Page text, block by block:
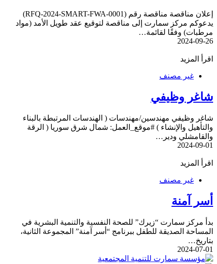
إعلان مناقصة مناقصة رقم (RFQ-2024-SMART-FWA-0001)
يدعوكم مركز سمارت إلى مناقصة لتوقيع عقد طويل الأمد (مواد
مرطبات) وفقًا لقائمة…
2024-09-26
اقرأ المزيد
غير مصنف
شاغر وظيفي
شاغر وظيفي مهندسين/مهندسات ( الهندسات المرتبطة بالبناء
والتأهيل والإنشاء ) #موقع_العمل: شمال شرق سوريا ( الرقة
والقامشلي ودير…
2024-09-01
اقرأ المزيد
غير مصنف
أسر آمنة
بدأ مركز سمارت “زيرك” للصحة النفسية والتنمية البشرية في
المساحة الصديقة للطفل ببرنامج “أسر آمنة” المجموعة الثانية،
بتاريخ…
2024-07-01